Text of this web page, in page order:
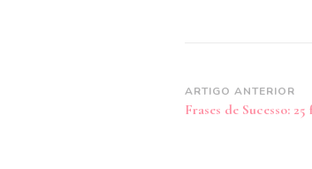
Navegação
de
ARTIGO ANTERIOR
Frases de Sucesso: